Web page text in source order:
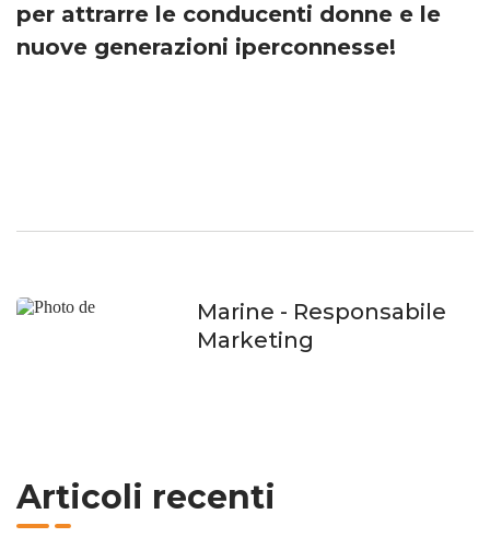
per attrarre le conducenti donne e le
nuove generazioni iperconnesse!
Marine - Responsabile
Marketing
Articoli recenti